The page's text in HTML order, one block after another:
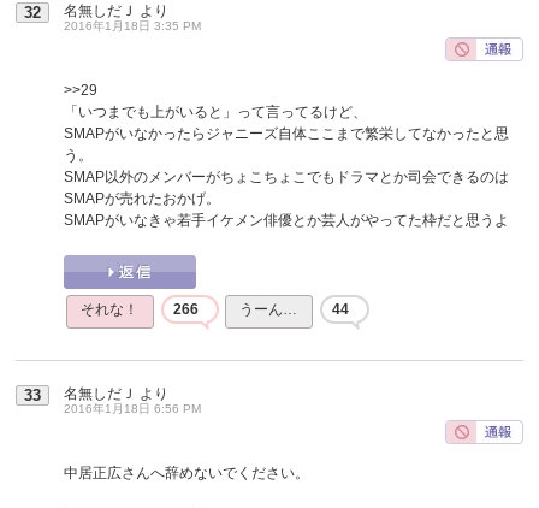
32 名無しだＪ より
2016年1月18日 3:35 PM
>>29
「いつまでも上がいると」って言ってるけど、
SMAPがいなかったらジャニーズ自体ここまで繁栄してなかったと思
う。
SMAP以外のメンバーがちょこちょこでもドラマとか司会できるのは
SMAPが売れたおかげ。
SMAPがいなきゃ若手イケメン俳優とか芸人がやってた枠だと思うよ
それな！ 266 うーん… 44
33 名無しだＪ より
2016年1月18日 6:56 PM
中居正広さんへ辞めないでください。